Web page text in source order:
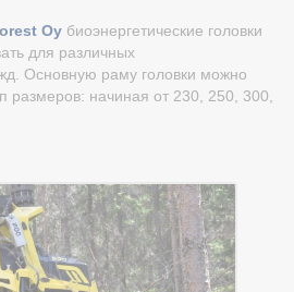
Oy биоэнергетические головки
для различных
Основную раму головки можно
размеров: начиная от 230, 250, 300,